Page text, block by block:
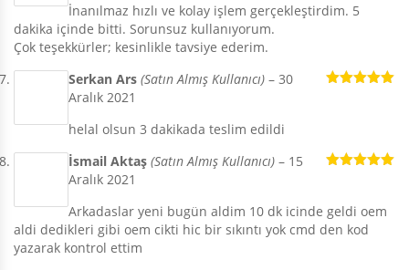
İnanılmaz hızlı ve kolay işlem gerçekleştirdim. 5
dakika içinde bitti. Sorunsuz kullanıyorum.
Çok teşekkürler; kesinlikle tavsiye ederim.
Serkan Ars (Satın Almış Kullanıcı) – 30
Aralık 2021
helal olsun 3 dakikada teslim edildi
İsmail Aktaş (Satın Almış Kullanıcı) – 15
Aralık 2021
Arkadaslar yeni bugün aldim 10 dk icinde geldi oem
aldi dedikleri gibi oem cikti hic bir sıkıntı yok cmd den kod
yazarak kontrol ettim